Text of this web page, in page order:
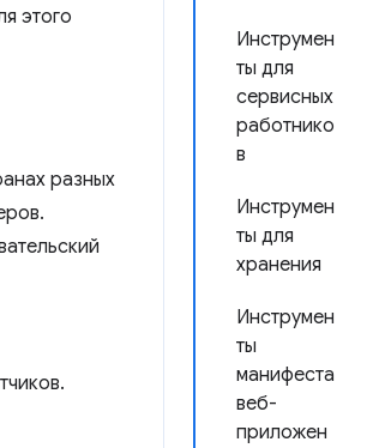
Инструмен
ты для
сервисных
работнико
в
Инструмен
ты для
хранения
Инструмен
ты
манифеста
веб-
приложен
этого
разных